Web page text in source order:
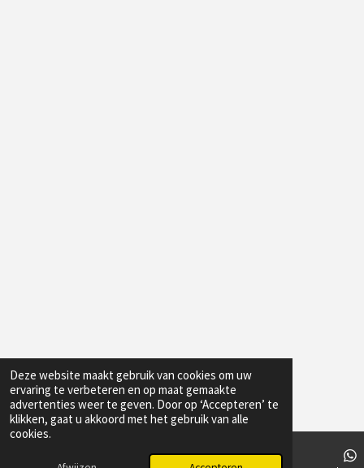
Deze website maakt gebruik van cookies om uw
ervaring te verbeteren en op maat gemaakte
advertenties weer te geven. Door op ‘Accepteren’ te
klikken, gaat u akkoord met het gebruik van alle
cookies.